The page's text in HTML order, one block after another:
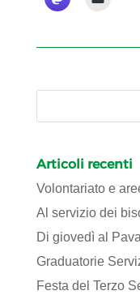
Articoli recenti
Volontariato e
Al servizio dei
Di giovedì al
Graduatorie
Festa del Terzo